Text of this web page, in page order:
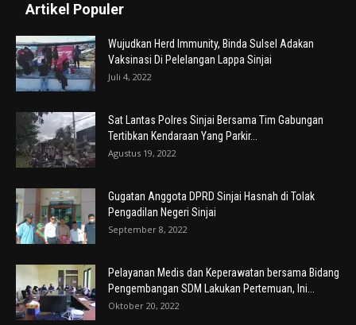
Artikel Populer
Wujudkan Herd Immunity, Binda Sulsel Adakan
Vaksinasi Di Pelelangan Lappa Sinjai
Juli 4, 2022
Sat Lantas Polres Sinjai Bersama Tim Gabungan
Tertibkan Kendaraan Yang Parkir...
Agustus 19, 2022
Gugatan Anggota DPRD Sinjai Hasnah di Tolak
Pengadilan Negeri Sinjai
September 8, 2022
Pelayanan Medis dan Keperawatan bersama Bidang
Pengembangan SDM Lakukan Pertemuan, Ini...
Oktober 20, 2022